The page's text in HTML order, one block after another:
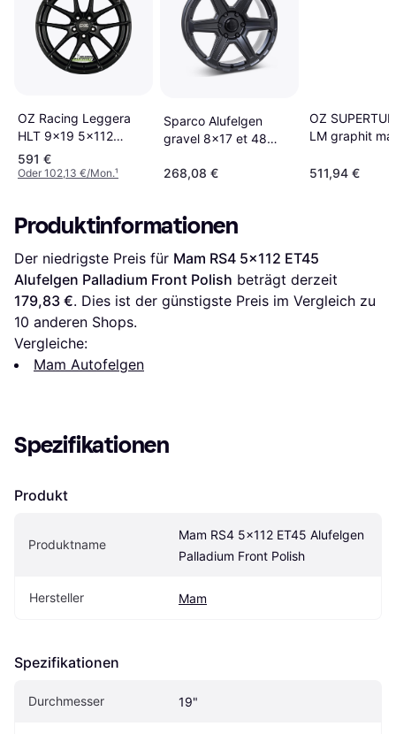
OZ Racing Leggera
HLT 9x19 5x112
Alufelgen
591 €
Oder 102,13 €/Mon.¹
Sparco Alufelgen
gravel 8x17 et 48
268,08 €
OZ
LM graphit
511,94 €
Produktinformationen
Der niedrigste Preis für Mam RS4 5x112 ET45
Alufelgen Palladium Front Polish
179,83 €
10 anderen Shops.
Vergleiche:
Mam Autofelgen
Spezifikationen
Produkt
Produktname
Mam RS4 5x112 ET45 Alufelgen
Palladium Front Polish
Hersteller Mam
Spezifikationen
Durchmesser 19"